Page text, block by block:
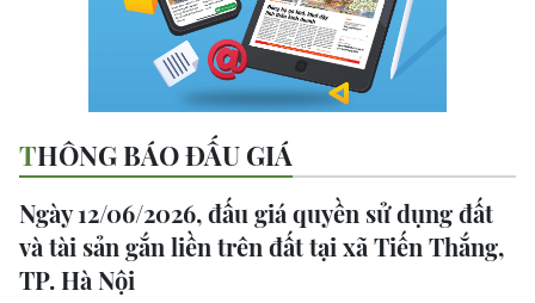
THÔNG BÁO ĐẤU GIÁ
Ngày 12/06/2026, đấu giá quyền sử dụng đất
và tài sản gắn liền trên đất tại xã Tiến Thắng,
TP. Hà Nội